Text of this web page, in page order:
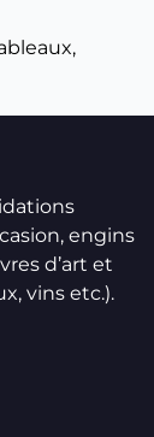
engins
d’art et
vins etc.).